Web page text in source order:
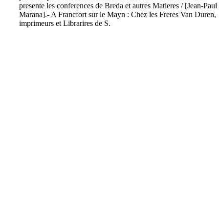
presente les conferences de Breda et autres Matieres / [Jean-Paul
Marana].- A Francfort sur le Mayn : Chez les Freres Van Duren,
imprimeurs et Librarires de S.